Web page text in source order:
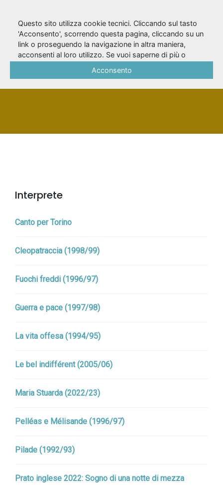
Manescalchi, Olivia
PERSONA
Interprete
Canto per Torino
Cleopatraccia (1998/99)
Fuochi freddi (1996/97)
Guerra e pace (1997/98)
La vita offesa (1994/95)
Le bel indifférent (2005/06)
Maria Stuarda (2022/23)
Pelléas e Mélisande (1996/97)
Pilade (1992/93)
Prato inglese 2022: Sogno di una notte di mezza
Questo sito utilizza cookie tecnici. Cliccando sul tasto
'Acconsento', scorrendo questa pagina, cliccando su un
link o proseguendo la navigazione in altra maniera,
acconsenti al loro utilizzo. Se vuoi saperne di più o
Acconsento